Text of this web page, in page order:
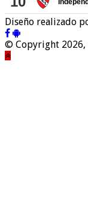
Diseño realizado
© Copyright 2026,